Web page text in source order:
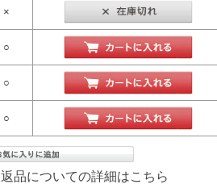
×
○
○
○
返品についての詳細はこちら